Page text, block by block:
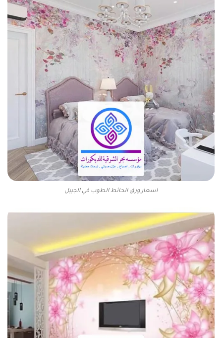
اسعار ورق الحائط الطوب في الجبيل